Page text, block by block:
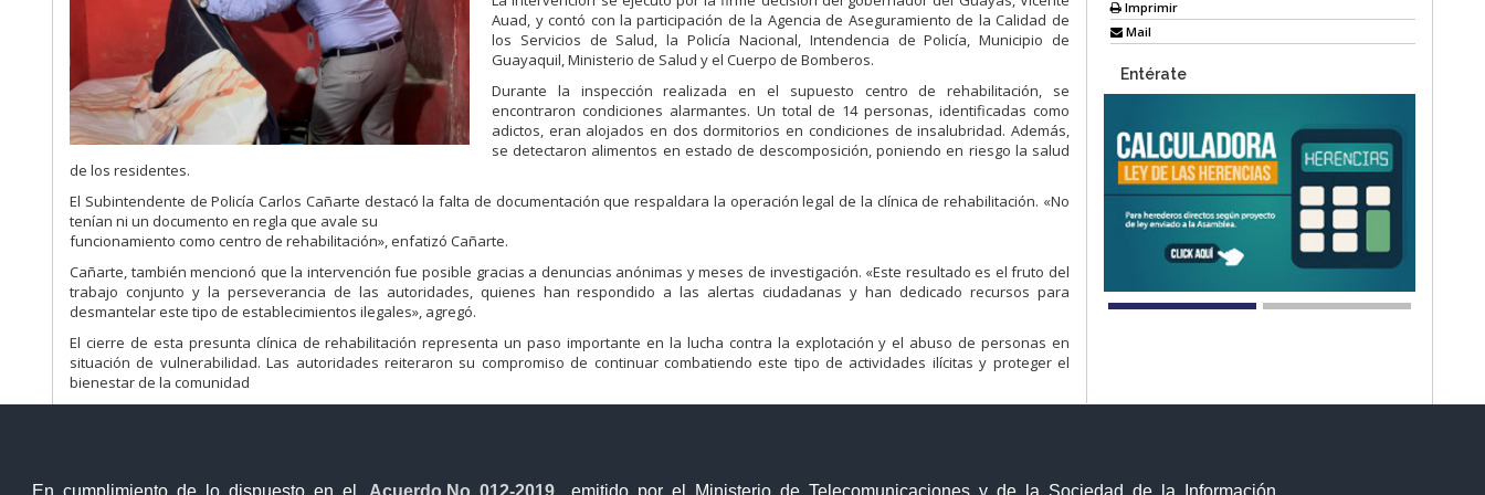
Auad, y contó con la participación de la Agencia de Aseguramiento de la Calidad de
los Servicios de Salud, la Policía Nacional, Intendencia de Policía, Municipio de
Guayaquil, Ministerio de Salud y el Cuerpo de Bomberos.
Durante la inspección realizada en el supuesto centro de rehabilitación, se
encontraron condiciones alarmantes. Un total de 14 personas, identificadas como
adictos, eran alojados en dos dormitorios en condiciones de insalubridad. Además,
se detectaron alimentos en estado de descomposición, poniendo en riesgo la salud
de los residentes.
El Subintendente de Policía Carlos Cañarte destacó la falta de documentación que respaldara la operación legal de la clínica de rehabilitación. «No
tenían ni un documento en regla que avale su
funcionamiento como centro de rehabilitación», enfatizó Cañarte.
Cañarte, también mencionó que la intervención fue posible gracias a denuncias anónimas y meses de investigación. «Este resultado es el fruto del
trabajo conjunto y la perseverancia de las autoridades, quienes han respondido a las alertas ciudadanas y han dedicado recursos para
desmantelar este tipo de establecimientos ilegales», agregó.
El cierre de esta presunta clínica de rehabilitación representa un paso importante en la lucha contra la explotación y el abuso de personas en
situación de vulnerabilidad. Las autoridades reiteraron su compromiso de continuar combatiendo este tipo de actividades ilícitas y proteger el
bienestar de la comunidad
Imprimir
Mail
Entérate